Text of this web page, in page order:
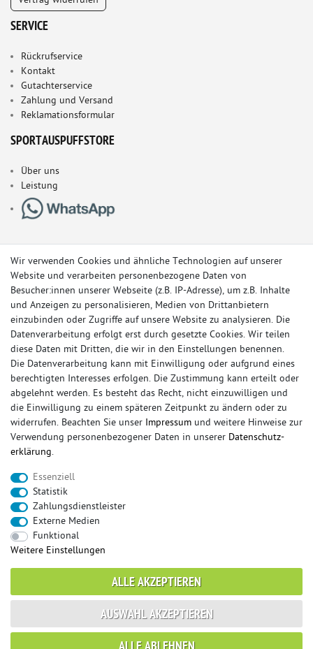
SERVICE
Rückrufservice
Kontakt
Gutachterservice
Zahlung und Versand
Reklamationsformular
SPORTAUSPUFFSTORE
Über uns
Leistung
© Copyright 2026 Sportauspuff-Store.de - Alle Rechte vorbehalten.
Preisangaben inkl. gesetzlicher MwSt. und zzgl. Versandkosten
Das Internetportal für Sportendschalldämpfer, Komplettanlagen,
Rennsportanlagen, Sportendrohre, Universalteile, Fächerkrümmer,
Vorschalldämpfer, Sportkat, Ersatzrohr und Auspuffzubehör.
FOX, REMUS, FSW, FRIEDRICH MOTORSPORT, EISENMANN, ULTER
SPORT, NOVUS
sportauspuff sportkat
endrohr
downpipe
mittelschalldämpfer
fächerkrümmer
ulter
vorschalldämpfer
fsw
duplex milltek
Wir verwenden Cookies und ähnliche Technologien auf unserer
Website und verarbeiten personenbezogene Daten von
Besucher:innen unserer Webseite (z.B. IP-Adresse), um z.B. Inhalte
und Anzeigen zu personalisieren, Medien von Drittanbietern
einzubinden oder Zugriffe auf unsere Website zu analysieren. Die
Datenverarbeitung erfolgt erst durch gesetzte Cookies. Wir teilen
diese Daten mit Dritten, die wir in den Einstellungen benennen.
Die Datenverarbeitung kann mit Einwilligung oder aufgrund eines
berechtigten Interesses erfolgen. Die Zustimmung kann erteilt oder
abgelehnt werden. Es besteht das Recht, nicht einzuwilligen und
die Einwilligung zu einem späteren Zeitpunkt zu ändern oder zu
widerrufen. Beachten Sie unser Impressum und weitere Hinweise zur
Verwendung personenbezogener Daten in unserer Daten­schutz­
erklärung.
Essenziell
Statistik
Zahlungsdienstleister
Externe Medien
Funktional
Weitere Einstellungen
ALLE AKZEPTIEREN
AUSWAHL AKZEPTIEREN